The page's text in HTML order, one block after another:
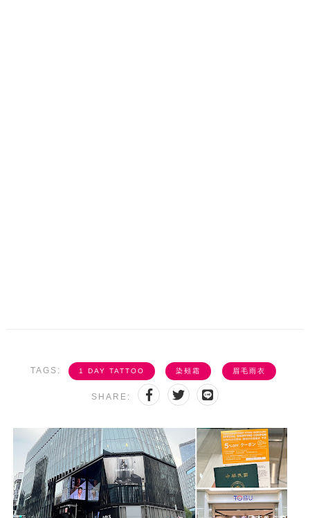
TAGS: 1 DAY TATTOO 染頰霜 眉毛雨衣
SHARE: